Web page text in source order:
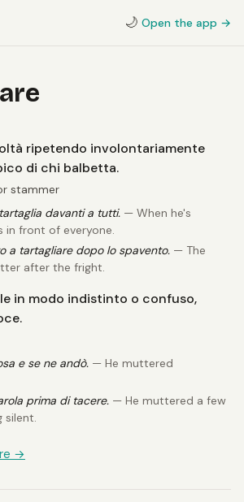
🌙 Open the app →
ripetendo involontariamente
di chi balbetta.
stammer
davanti a tutti. — When he's
in front of everyone.
a tartagliare dopo lo spavento. — The
after the fright.
in modo indistinto o confuso,
e se ne andò. — He muttered
prima di tacere. — He muttered a few
silent.
→